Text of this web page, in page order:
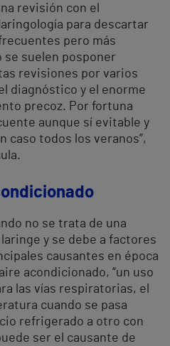
revisión con el
para descartar
pero más
se suelen posponer
revisiones por varios
diagnóstico y el enorme
precoz. Por fortuna
aunque sí evitable y
caso todos los veranos”,
no se trata de una
y se debe a factores
causantes en época
acondicionado, “un uso
las vías respiratorias, el
cuando se pasa
refrigerado a otro con
ser el causante de